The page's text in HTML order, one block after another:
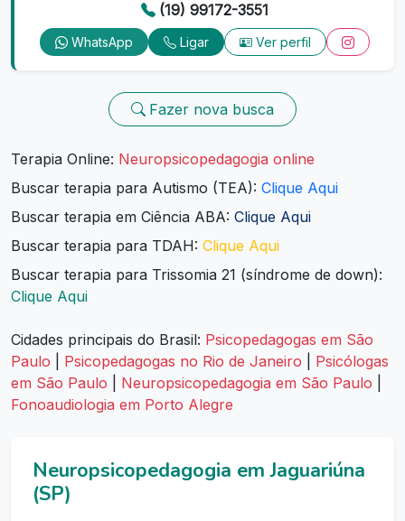
(19) 99172-3551
WhatsApp Ligar Ver perfil
Fazer nova busca
Terapia Online: Neuropsicopedagogia online
Buscar terapia para Autismo (TEA): Clique Aqui
Buscar terapia em Ciência ABA: Clique Aqui
Buscar terapia para TDAH: Clique Aqui
Buscar terapia para Trissomia 21 (síndrome de down):
Clique Aqui
Cidades principais do Brasil: Psicopedagogas em São
Paulo
Psicopedagogas no Rio de Janeiro
Psicólogas
em São Paulo
Neuropsicopedagogia em São Paulo
Fonoaudiologia em Porto Alegre
Neuropsicopedagogia em Jaguariúna
(SP)